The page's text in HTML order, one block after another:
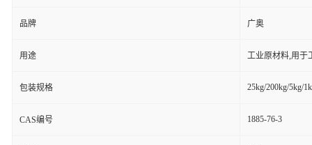
品牌 广奥
用途 工业原材料,用于
包装规格 25kg/200kg/5kg/
CAS编号 1885-76-3